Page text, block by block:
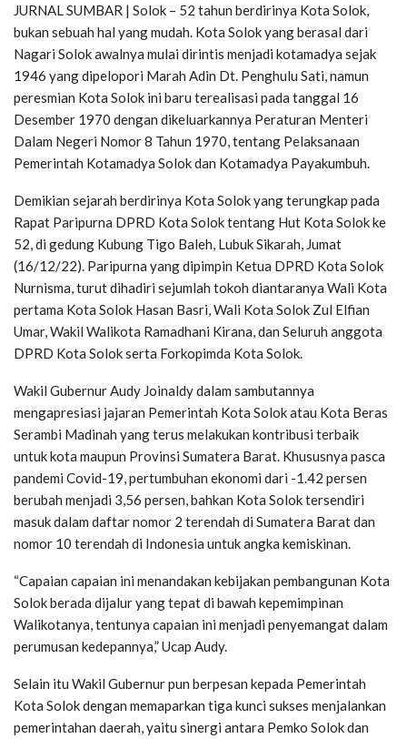
JURNAL SUMBAR | Solok – 52 tahun berdirinya Kota Solok,
bukan sebuah hal yang mudah. Kota Solok yang berasal dari
Nagari Solok awalnya mulai dirintis menjadi kotamadya sejak
1946 yang dipelopori Marah Adin Dt. Penghulu Sati, namun
peresmian Kota Solok ini baru terealisasi pada tanggal 16
Desember 1970 dengan dikeluarkannya Peraturan Menteri
Dalam Negeri Nomor 8 Tahun 1970, tentang Pelaksanaan
Pemerintah Kotamadya Solok dan Kotamadya Payakumbuh.
Demikian sejarah berdirinya Kota Solok yang terungkap pada
Rapat Paripurna DPRD Kota Solok tentang Hut Kota Solok ke
52, di gedung Kubung Tigo Baleh, Lubuk Sikarah, Jumat
(16/12/22). Paripurna yang dipimpin Ketua DPRD Kota Solok
Nurnisma, turut dihadiri sejumlah tokoh diantaranya Wali Kota
pertama Kota Solok Hasan Basri, Wali Kota Solok Zul Elfian
Umar, Wakil Walikota Ramadhani Kirana, dan Seluruh anggota
DPRD Kota Solok serta Forkopimda Kota Solok.
Wakil Gubernur Audy Joinaldy dalam sambutannya
mengapresiasi jajaran Pemerintah Kota Solok atau Kota Beras
Serambi Madinah yang terus melakukan kontribusi terbaik
untuk kota maupun Provinsi Sumatera Barat. Khususnya pasca
pandemi Covid-19, pertumbuhan ekonomi dari -1.42 persen
berubah menjadi 3,56 persen, bahkan Kota Solok tersendiri
masuk dalam daftar nomor 2 terendah di Sumatera Barat dan
nomor 10 terendah di Indonesia untuk angka kemiskinan.
“Capaian capaian ini menandakan kebijakan pembangunan Kota
Solok berada dijalur yang tepat di bawah kepemimpinan
Walikotanya, tentunya capaian ini menjadi penyemangat dalam
perumusan kedepannya,” Ucap Audy.
Selain itu Wakil Gubernur pun berpesan kepada Pemerintah
Kota Solok dengan memaparkan tiga kunci sukses menjalankan
pemerintahan daerah, yaitu sinergi antara Pemko Solok dan